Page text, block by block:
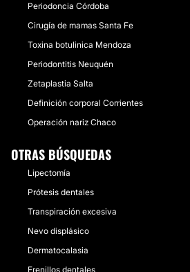
Periodoncia Córdoba
Cirugía de mamas Santa Fe
Toxina botulinica Mendoza
Periodontitis Neuquén
Zetaplastia Salta
Definición corporal Corrientes
Operación nariz Chaco
OTRAS BÚSQUEDAS
Lipectomía
Prótesis dentales
Transpiración excesiva
Nevo displásico
Dermatocalasia
Frenillos dentales